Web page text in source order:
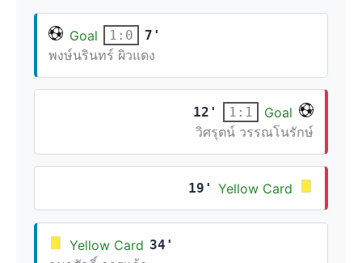
Goal 1:0 7'
พงษ์นรินทร์ ผิวแดง
12' 1:1
Goal
วิศรุตน์ วรรณโนรักษ์
19' Yellow Card
Yellow Card 34'